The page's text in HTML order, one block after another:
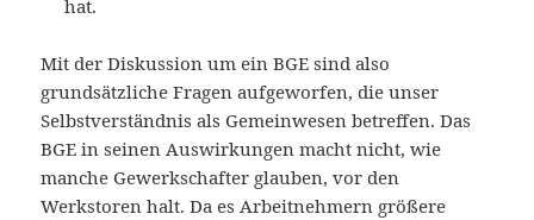
hat.
Mit der Diskussion um ein BGE sind also
grundsätzliche Fragen aufgeworfen, die unser
Selbstverständnis als Gemeinwesen betreffen. Das
BGE in seinen Auswirkungen macht nicht, wie
manche Gewerkschafter glauben, vor den
Werkstoren halt. Da es Arbeitnehmern größere